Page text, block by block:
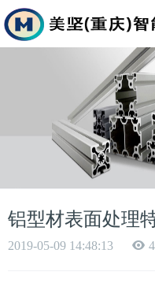
铝型材表面处理
2019-05-09 14:48:13